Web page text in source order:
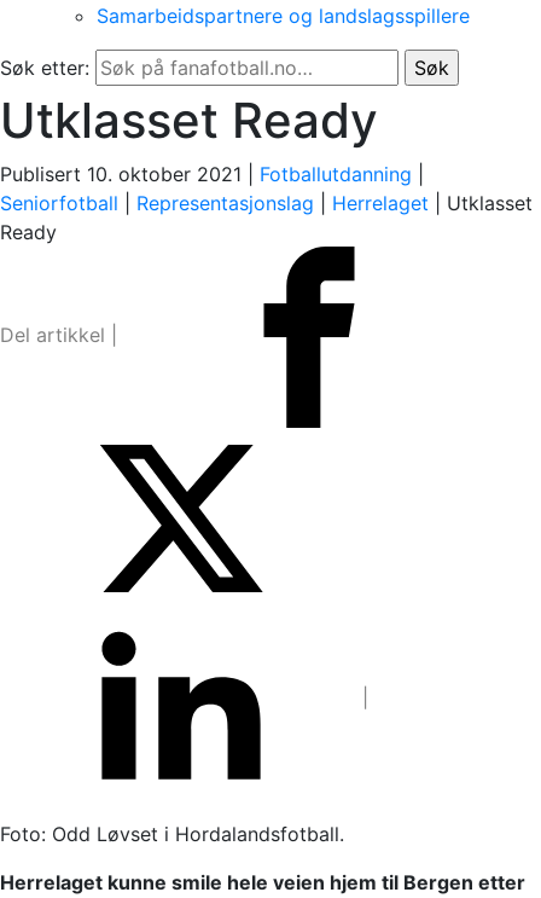
Samarbeidspartnere og landslagsspillere
Søk etter:
Utklasset Ready
Publisert 10. oktober 2021 | Fotballutdanning
Seniorfotball
Representasjonslag Herrelaget
Utklasset
Ready
Foto: Odd Løvset i Hordalandsfotball.
Herrelaget kunne smile hele veien hjem til Bergen etter